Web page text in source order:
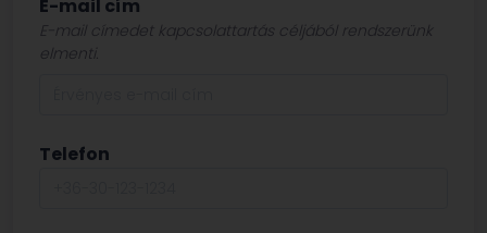
E-mail cím
E-mail címedet kapcsolattartás céljából rendszerünk
elmenti.
Telefon